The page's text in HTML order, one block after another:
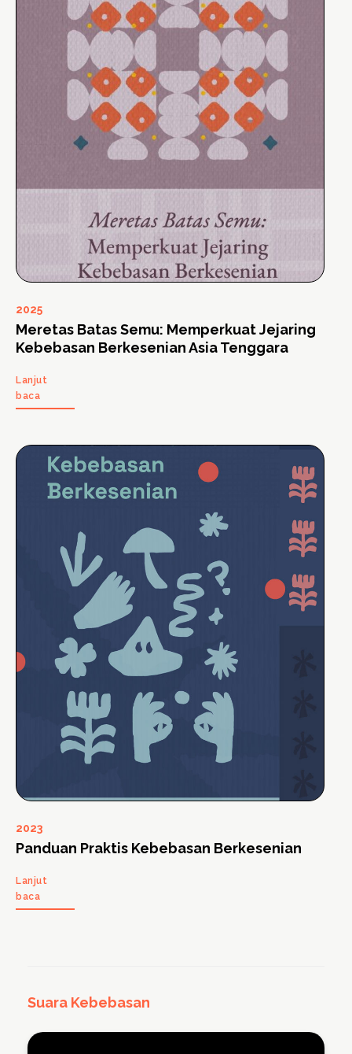
2025
Meretas Batas Semu: Memperkuat Jejaring
Kebebasan Berkesenian Asia Tenggara
Lanjut
baca
2023
Panduan Praktis Kebebasan Berkesenian
Lanjut
baca
Suara Kebebasan